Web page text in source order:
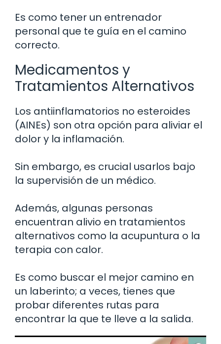
Es como tener un entrenador
personal que te guía en el camino
correcto.
Medicamentos y
Tratamientos Alternativos
Los antiinflamatorios no esteroides
(AINEs) son otra opción para aliviar el
dolor y la inflamación.
Sin embargo, es crucial usarlos bajo
la supervisión de un médico.
Además, algunas personas
encuentran alivio en tratamientos
alternativos como la acupuntura o la
terapia con calor.
Es como buscar el mejor camino en
un laberinto; a veces, tienes que
probar diferentes rutas para
encontrar la que te lleve a la salida.